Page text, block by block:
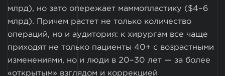
млрд), но зато опережает маммопластику ($4–6
млрд). Причем растет не только количество
операций, но и аудитория: к хирургам все чаще
приходят не только пациенты 40+ с возрастными
изменениями, но и люди в 20–30 лет — за более
«открытым» взглядом и коррекцией